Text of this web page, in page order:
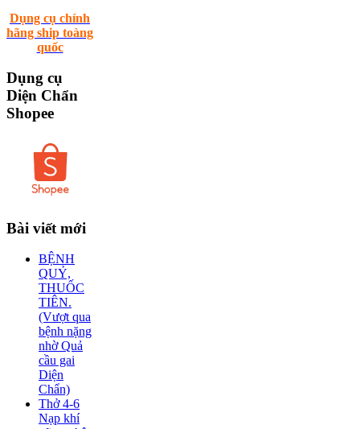
Dụng cụ chính
hãng ship toàng
quốc
Dụng cụ
Diện Chẩn
Shopee
Bài viết mới
BỆNH
QUỶ,
THUỐC
TIÊN.
(Vượt qua
bệnh nặng
nhờ Quả
cầu gai
Diện
Chẩn)
Thở 4-6
Nạp khí